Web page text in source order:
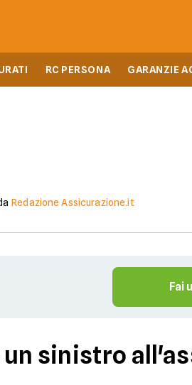
RC PERSONA GARANZIE
Redazione Assicurazione.it
Fai
sinistro